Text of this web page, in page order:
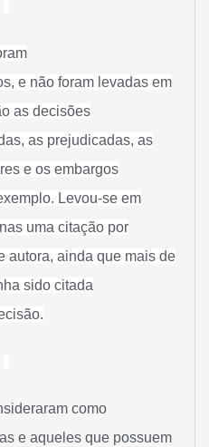
e não foram levadas em
as decisões
as prejudicadas, as
e os embargos
Levou-se em
uma citação por
autora, ainda que mais de
sido citada
como
e aqueles que possuem